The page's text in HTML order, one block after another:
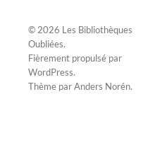
© 2026 Les Bibliothèques
Oubliées.
Fièrement propulsé par
WordPress.
Thème parAnders Norén.